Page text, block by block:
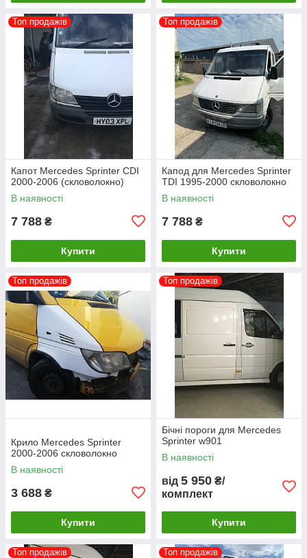
Топ продажів
Капот Mercedes Sprinter CDI
2000-2006 (скловолокно)
В наявності
7 788 ₴
Купити
Топ продажів
Капод для Mercedes Sprinter
TDI 1995-2000 скловолокно
В наявності
7 788 ₴
Купити
Топ продажів
Крило Mercedes Sprinter
2000-2006 скловолокно
В наявності
3 688 ₴
Купити
Топ продажів
Бічні пороги для Mercedes
Sprinter w901
В наявності
від 5 950 ₴/
комплект
Купити
Топ продажів Топ продажів